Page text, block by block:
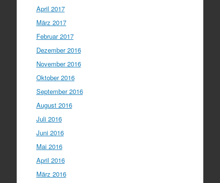
April 2017
März 2017
Februar 2017
Dezember 2016
November 2016
Oktober 2016
September 2016
August 2016
Juli 2016
Juni 2016
Mai 2016
April 2016
März 2016